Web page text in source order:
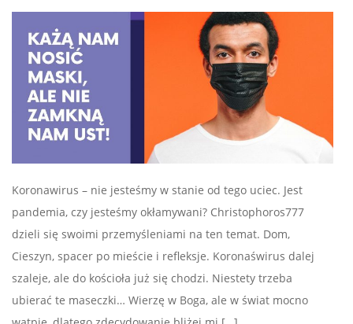
Koronawirus – nie jesteśmy w stanie od tego uciec. Jest
pandemia, czy jesteśmy okłamywani? Christophoros777
dzieli się swoimi przemyśleniami na ten temat. Dom,
Cieszyn, spacer po mieście i refleksje. Koronaświrus dalej
szaleje, ale do kościoła już się chodzi. Niestety trzeba
ubierać te maseczki… Wierzę w Boga, ale w świat mocno